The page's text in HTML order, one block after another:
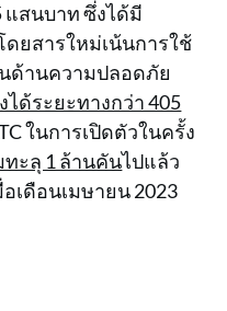
แสนบาท ซึ่งได้มี
ยสารใหม่เน้นการใช้
ด้านความปลอดภัย
ได้ระยะทางกว่า 405
ในการเปิดตัวในครั้ง
ะลุ 1 ล้านคันไปแล้ว
เดือนเมษายน 2023